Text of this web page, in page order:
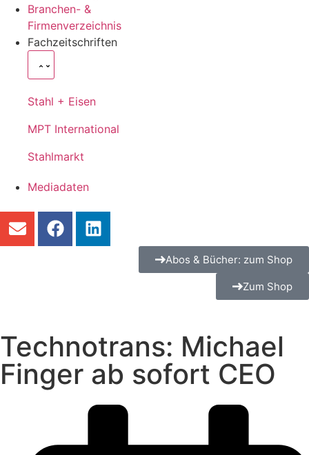
Branchen- &
Firmenverzeichnis
Fachzeitschriften
Stahl + Eisen
MPT International
Stahlmarkt
Mediadaten
Abos & Bücher: zum Shop
Zum Shop
Technotrans: Michael
Finger ab sofort CEO